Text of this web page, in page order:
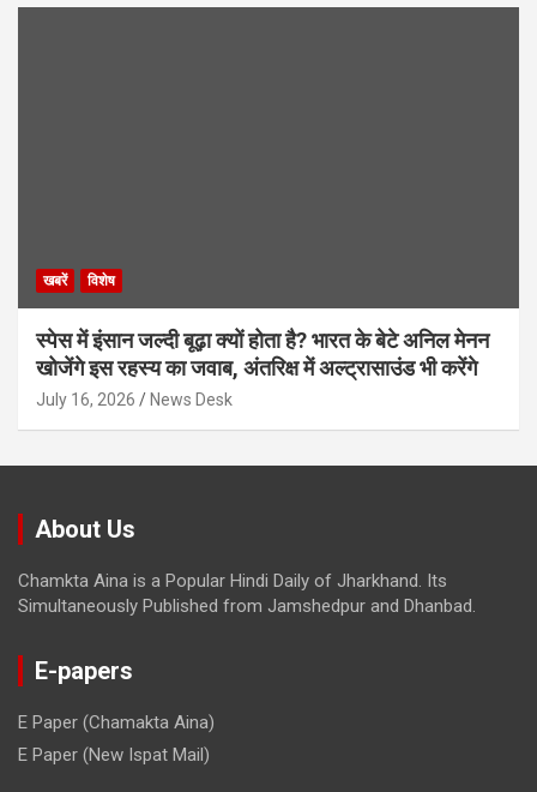
खबरें विशेष
स्पेस में इंसान जल्दी बूढ़ा क्यों होता है? भारत के बेटे अनिल मेनन
खोजेंगे इस रहस्य का जवाब, अंतरिक्ष में अल्ट्रासाउंड भी करेंगे
July 16, 2026 News Desk
About Us
Chamkta Aina is a Popular Hindi Daily of Jharkhand. Its
Simultaneously Published from Jamshedpur and Dhanbad.
E-papers
E Paper (Chamakta Aina)
E Paper (New Ispat Mail)